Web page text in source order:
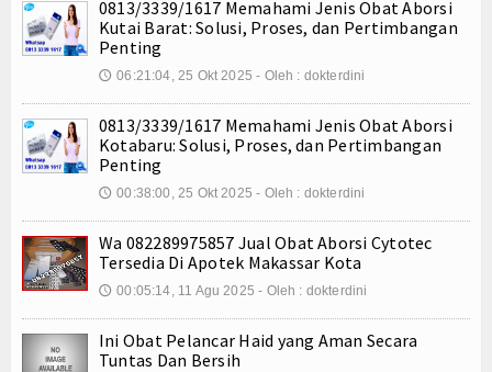
Internasional
Teknologi
Koleksi Video
Album Foto
Agenda
Konsultasi
0813/3339/1617 Memahami Jenis Obat Aborsi
Kutai Barat: Solusi, Proses, dan Pertimbangan
Penting
🕔 06:21:04, 25 Okt 2025 - Oleh : dokterdini
0813/3339/1617 Memahami Jenis Obat Aborsi
Kotabaru: Solusi, Proses, dan Pertimbangan
Penting
🕔 00:38:00, 25 Okt 2025 - Oleh : dokterdini
Wa 082289975857 Jual Obat Aborsi Cytotec
Tersedia Di Apotek Makassar Kota
🕔 00:05:14, 11 Agu 2025 - Oleh : dokterdini
Ini Obat Pelancar Haid yang Aman Secara
Tuntas Dan Bersih